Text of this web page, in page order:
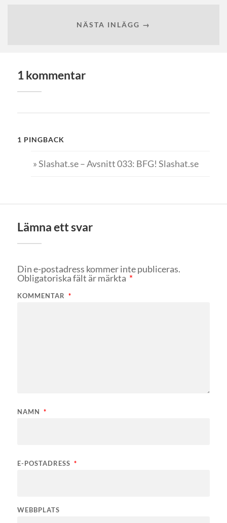
NÄSTA INLÄGG →
1 kommentar
1 PINGBACK
» Slashat.se – Avsnitt 033: BFG! Slashat.se
Lämna ett svar
Din e-postadress kommer inte publiceras.
Obligatoriska fält är märkta *
KOMMENTAR *
NAMN *
E-POSTADRESS *
WEBBPLATS